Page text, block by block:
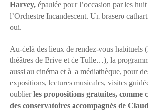
Harvey, épaulée pour l’occasion par les
l’Orchestre Incandescent. Un brasero
oui.
Au-delà des lieux de rendez-vous habituels
théâtres de Brive et de Tulle…), la
aussi au cinéma et à la médiathèque, pour
expositions, lectures musicales, visites
oublierles propositions gratuites, comme
des conservatoires accompagnés de